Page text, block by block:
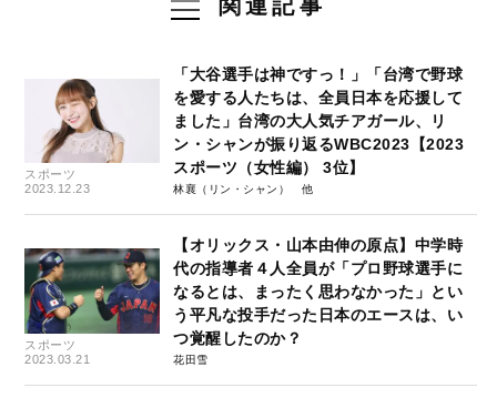
関連記事
スポーツ
2023.12.23
「大谷選手は神ですっ！」「台湾で野球
を愛する人たちは、全員日本を応援して
ました」台湾の大人気チアガール、リ
ン・シャンが振り返るWBC2023【2023
スポーツ（女性編） 3位】
林襄（リン・シャン）
スポーツ
2023.03.21
【オリックス・山本由伸の原点】中学時
代の指導者４人全員が「プロ野球選手に
なるとは、まったく思わなかった」とい
う平凡な投手だった日本のエースは、い
つ覚醒したのか？
花田雪